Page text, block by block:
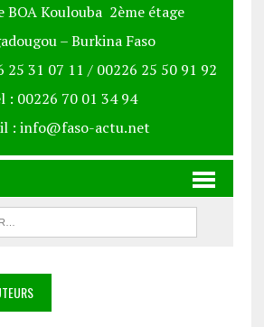
BOA Koulouba 2ème étage
– Burkina Faso
25 31 07 11 / 00226 25 50 91 92
: 00226 70 01 34 94
: info@faso-actu.net